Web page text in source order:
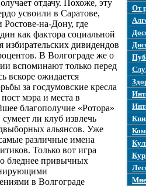
отдачу. Похоже, эту
усвоили в Саратове,
Ростове-на-Дону, где
как фактора социальной
избирательских дивидендов
В Волгограде же о
вспоминают только перед
вскоре ожидается
за госдумовские кресла
мэра и места в
благополучие «Ротора»
ли клуб извлечь
альянсов. Уже
различные имена
Только вот игра
бледнее привычных
в Волгограде
От